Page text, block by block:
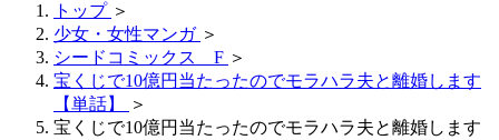
トップ ＞
少女・女性マンガ ＞
シードコミックス F ＞
宝くじで10億円当たったのでモラハラ夫と離婚します
【単話】
＞
宝くじで10億円当たったのでモラハラ夫と離婚します